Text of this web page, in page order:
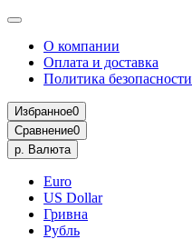
О компании
Оплата и доставка
Политика безопасности
Избранное0
Сравнение0
р. Валюта
Euro
US Dollar
Гривна
Рубль